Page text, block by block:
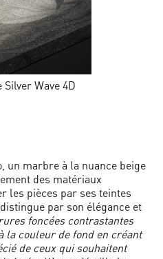
Silver Wave 4D
un marbre à la nuance beige
des matériaux
les pièces par ses teintes
par son élégance et
foncées contrastantes
la couleur de fond en créant
de ceux qui souhaitent